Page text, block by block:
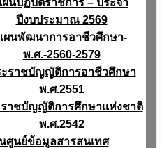
ผนปฏิบัติราชการ – ประจำ
ปีงบประมาณ 2569
ผนพัฒนาการอาชีวศึกษา-
พ.ศ.-2560-2579
ราชบัญญัติการอาชีวศึกษา
พ.ศ.2551
าชบัญญัติการศึกษาแห่งชาติ
พ.ศ.2542
ศูนย์ข้อมูลสารสนเทศ